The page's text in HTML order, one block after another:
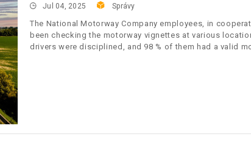
Jul 04, 2025 Správy
The National Motorway Company employees, in
been checking the motorway vignettes at various
drivers were disciplined, and 98 % of them had a valid